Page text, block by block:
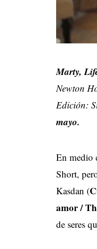
Marty,
Newton
Edición:
mayo.
En medio
Short,
Kasdan (
amor /
de seres